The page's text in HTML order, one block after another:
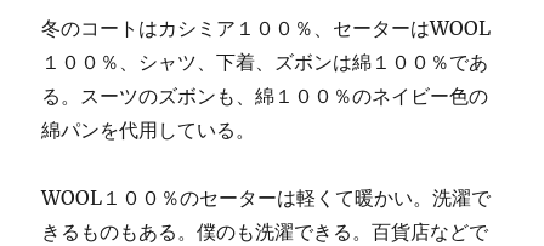
冬のコートはカシミア１００％、セーターはWOOL
１００％、シャツ、下着、ズボンは綿１００％であ
る。スーツのズボンも、綿１００％のネイビー色の
綿パンを代用している。
WOOL１００％のセーターは軽くて暖かい。洗濯で
きるものもある。僕のも洗濯できる。百貨店などで